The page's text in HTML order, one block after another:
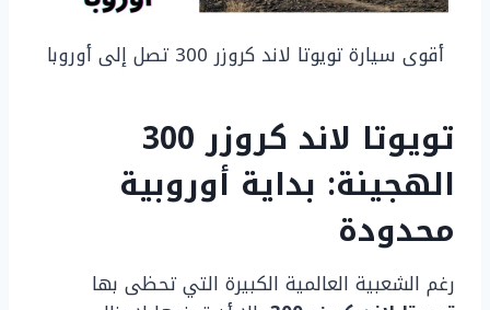
أقوى سيارة تويوتا لاند كروزر 300 تصل إلى أوروبا
تويوتا لاند كروزر 300
الهجينة: بداية أوروبية
محدودة
رغم الشعبية العالمية الكبيرة التي تحظى بها